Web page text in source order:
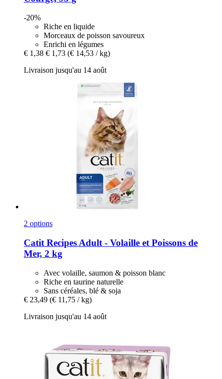
-20%
Riche en liquide
Morceaux de poisson savoureux
Enrichi en légumes
€ 1,38 € 1,73 (€ 14,53 / kg)
Livraison jusqu'au 14 août
2 options
Catit Recipes Adult -​ Volaille et Poissons de
Mer, 2 kg
Avec volaille, saumon & poisson blanc
Riche en taurine naturelle
Sans céréales, blé & soja
€ 23,49 (€ 11,75 / kg)
Livraison jusqu'au 14 août